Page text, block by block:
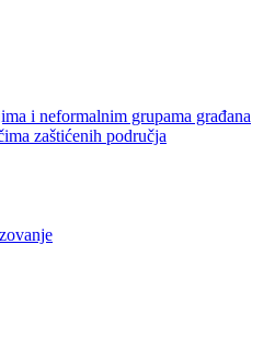
i neformalnim grupama građana
zaštićenih područja